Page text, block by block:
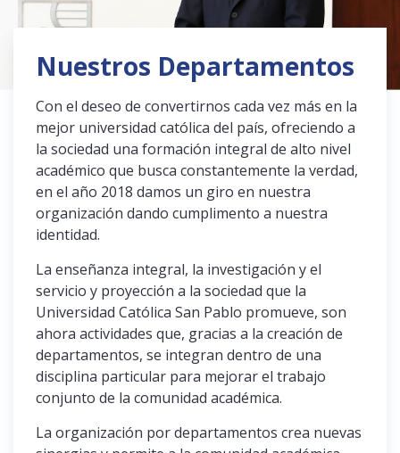
Público general
Licenciamiento Biblioteca
Noticias
English
Nuestros Departamentos
Con el deseo de convertirnos cada vez más en la
mejor universidad católica del país, ofreciendo a
la sociedad una formación integral de alto nivel
académico que busca constantemente la verdad,
en el año 2018 damos un giro en nuestra
organización dando cumplimento a nuestra
identidad.
La enseñanza integral, la investigación y el
servicio y proyección a la sociedad que la
Universidad Católica San Pablo promueve, son
ahora actividades que, gracias a la creación de
departamentos, se integran dentro de una
disciplina particular para mejorar el trabajo
conjunto de la comunidad académica.
La organización por departamentos crea nuevas